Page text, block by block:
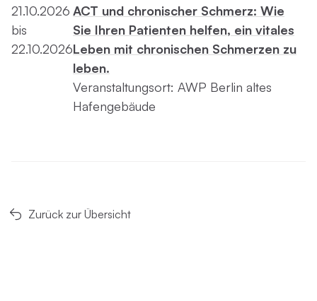
21.10.2026
bis
22.10.2026
ACT und chronischer Schmerz: Wie
Sie Ihren Patienten helfen, ein vitales
Leben mit chronischen Schmerzen zu
leben.
Veranstaltungsort: AWP Berlin altes
Hafengebäude
Zurück zur Übersicht